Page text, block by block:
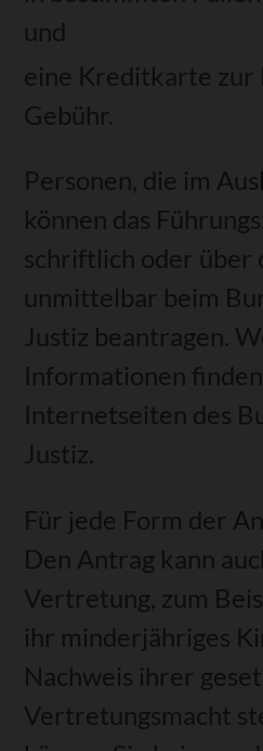
und
eine Kreditkarte zur
Gebühr.
Personen, die im
können das
schriftlich oder über
unmittelbar beim
Justiz beantragen.
Informationen
Internetseiten des
Justiz.
Für jede Form der
Den Antrag kann
Vertretung , zum
ihr minderjähriges
Nachweis ihrer
Vertretungsmacht